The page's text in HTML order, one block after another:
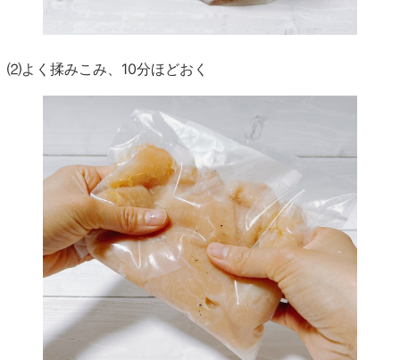
⑵よく揉みこみ、10分ほどおく